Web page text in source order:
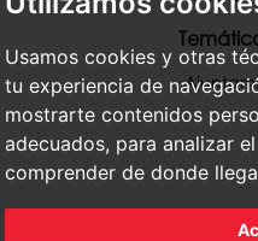
Usamos cookies y otras
tu experiencia de
mostrarte contenidos
adecuados, para analizar
comprender de donde